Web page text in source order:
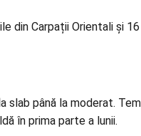
din Carpații Orientali și
slab până la moderat.
în prima parte a lunii.